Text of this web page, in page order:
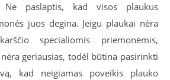
Ne paslaptis, kad visos plaukus
juos degina. Jeigu plaukai nėra
specialiomis priemonėmis,
geriausias, todėl būtina pasirinkti
kad neigiamas poveikis plauko